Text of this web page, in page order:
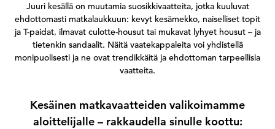
Juuri kesällä on muutamia suosikkivaatteita, jotka kuuluvat
ehdottomasti matkalaukkuun: kevyt kesämekko, naiselliset topit
ja T-paidat, ilmavat culotte-housut tai mukavat lyhyet housut – ja
tietenkin sandaalit. Näitä vaatekappaleita voi yhdistellä
monipuolisesti ja ne ovat trendikkäitä ja ehdottoman tarpeellisia
vaatteita.
Kesäinen matkavaatteiden valikoimamme
aloittelijalle – rakkaudella sinulle koottu: